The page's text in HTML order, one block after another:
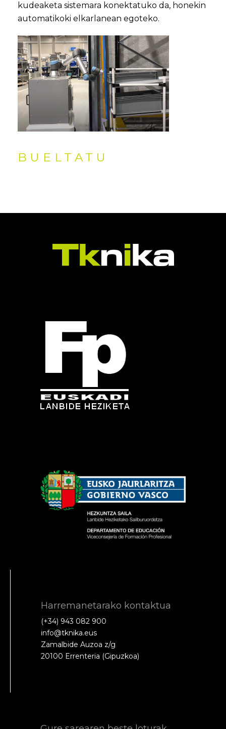
kudeaketa sistemara konektatuko da, honekin
automatikoki elkarlanean egoteko.
BUELTATU
Harremanetarako kontaktua
(+34) 943 082 900
info@tknika.eus
Zamalbide Auzoa z/g
20100 Errenteria (Gipuzkoa)